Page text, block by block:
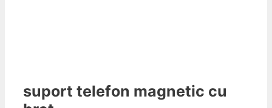
suport telefon magnetic cu